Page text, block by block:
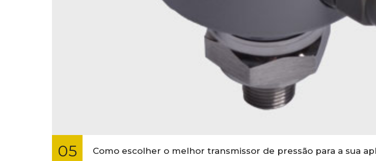
05 Como escolher o melhor transmissor de pressão para a sua